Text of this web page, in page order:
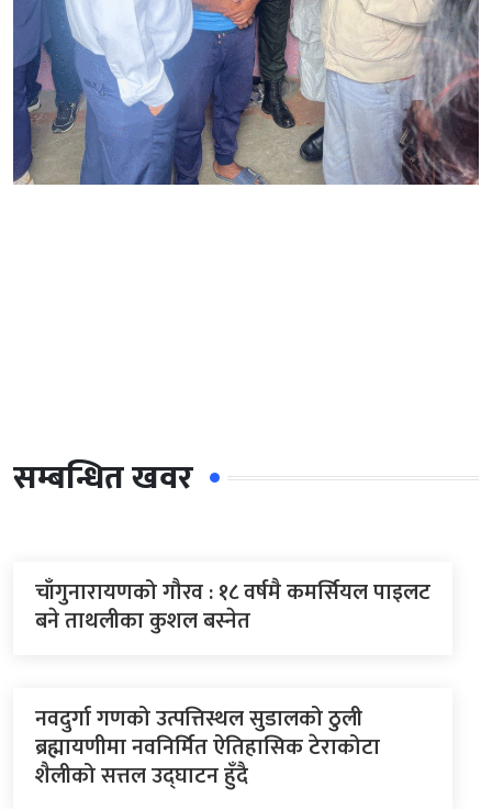
सम्बन्धित खवर
चाँगुनारायणको गौरव : १८ वर्षमै कमर्सियल पाइलट
बने ताथलीका कुशल बस्नेत
नवदुर्गा गणको उत्पत्तिस्थल सुडालको ठुली
ब्रह्मायणीमा नवनिर्मित ऐतिहासिक टेराकोटा
शैलीको सत्तल उद्घाटन हुँदै